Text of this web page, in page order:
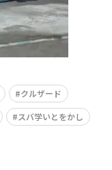
クルザード
スバ学いとをかし